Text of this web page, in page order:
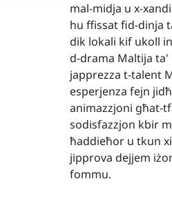
mal-midja u x-
hu ffissat fid-dinja
dik lokali kif ukoll
d-drama Maltija
japprezza t-talent
esperjenza fejn
animazzjoni għat-
sodisfazzjon kbir
ħaddieħor u tkun
jipprova dejjem
fommu.